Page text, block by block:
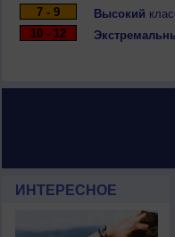
7 - 9
Высокий
10 - 12
ИНТЕРЕСНОЕ